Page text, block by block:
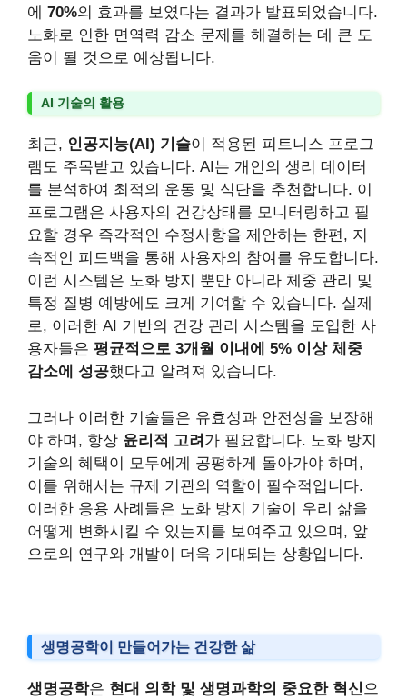
에 70%의 효과를 보였다는 결과가 발표되었습니다.
노화로 인한 면역력 감소 문제를 해결하는 데 큰 도
움이 될 것으로 예상됩니다.
AI 기술의 활용
최근, 인공지능(AI) 기술이 적용된 피트니스 프로그
램도 주목받고 있습니다. AI는 개인의 생리 데이터
를 분석하여 최적의 운동 및 식단을 추천합니다. 이
프로그램은 사용자의 건강상태를 모니터링하고 필
요할 경우 즉각적인 수정사항을 제안하는 한편, 지
속적인 피드백을 통해 사용자의 참여를 유도합니다.
이런 시스템은 노화 방지 뿐만 아니라 체중 관리 및
특정 질병 예방에도 크게 기여할 수 있습니다. 실제
로, 이러한 AI 기반의 건강 관리 시스템을 도입한 사
용자들은 평균적으로 3개월 이내에 5% 이상 체중
감소에 성공했다고 알려져 있습니다.
그러나 이러한 기술들은 유효성과 안전성을 보장해
야 하며, 항상 윤리적 고려 가 필요합니다. 노화 방지
기술의 혜택이 모두에게 공평하게 돌아가야 하며,
이를 위해서는 규제 기관의 역할이 필수적입니다.
이러한 응용 사례들은 노화 방지 기술이 우리 삶을
어떻게 변화시킬 수 있는지를 보여주고 있으며, 앞
으로의 연구와 개발이 더욱 기대되는 상황입니다.
생명공학이 만들어가는 건강한 삶
생명공학은 현대 의학 및 생명과학의 중요한 혁신 으